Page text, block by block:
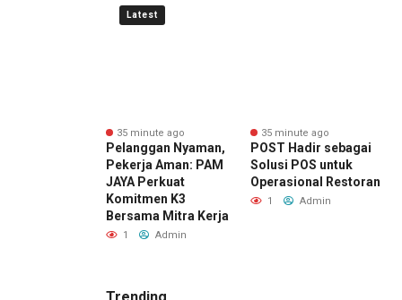
Latest
35 minute ago
Pelanggan Nyaman,
Pekerja Aman: PAM
JAYA Perkuat
Komitmen K3
Bersama Mitra Kerja
1 Admin
35 minute ago
POST Hadir sebagai
Solusi POS untuk
Operasional Restoran
1 Admin
Trending